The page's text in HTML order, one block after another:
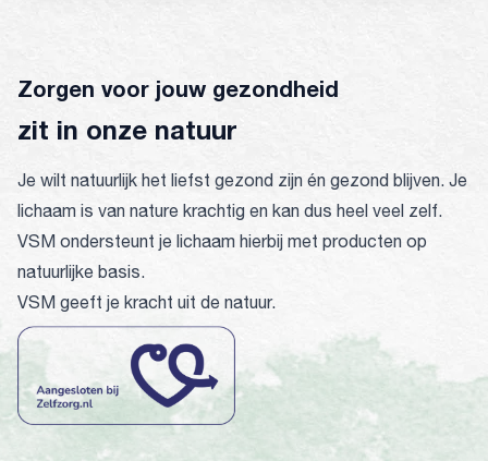
Zorgen voor jouw gezondheid
zit in onze natuur
Je wilt natuurlijk het liefst gezond zijn én gezond blijven. Je
lichaam is van nature krachtig en kan dus heel veel zelf.
VSM ondersteunt je lichaam hierbij met producten op
natuurlijke basis.
VSM geeft je kracht uit de natuur.